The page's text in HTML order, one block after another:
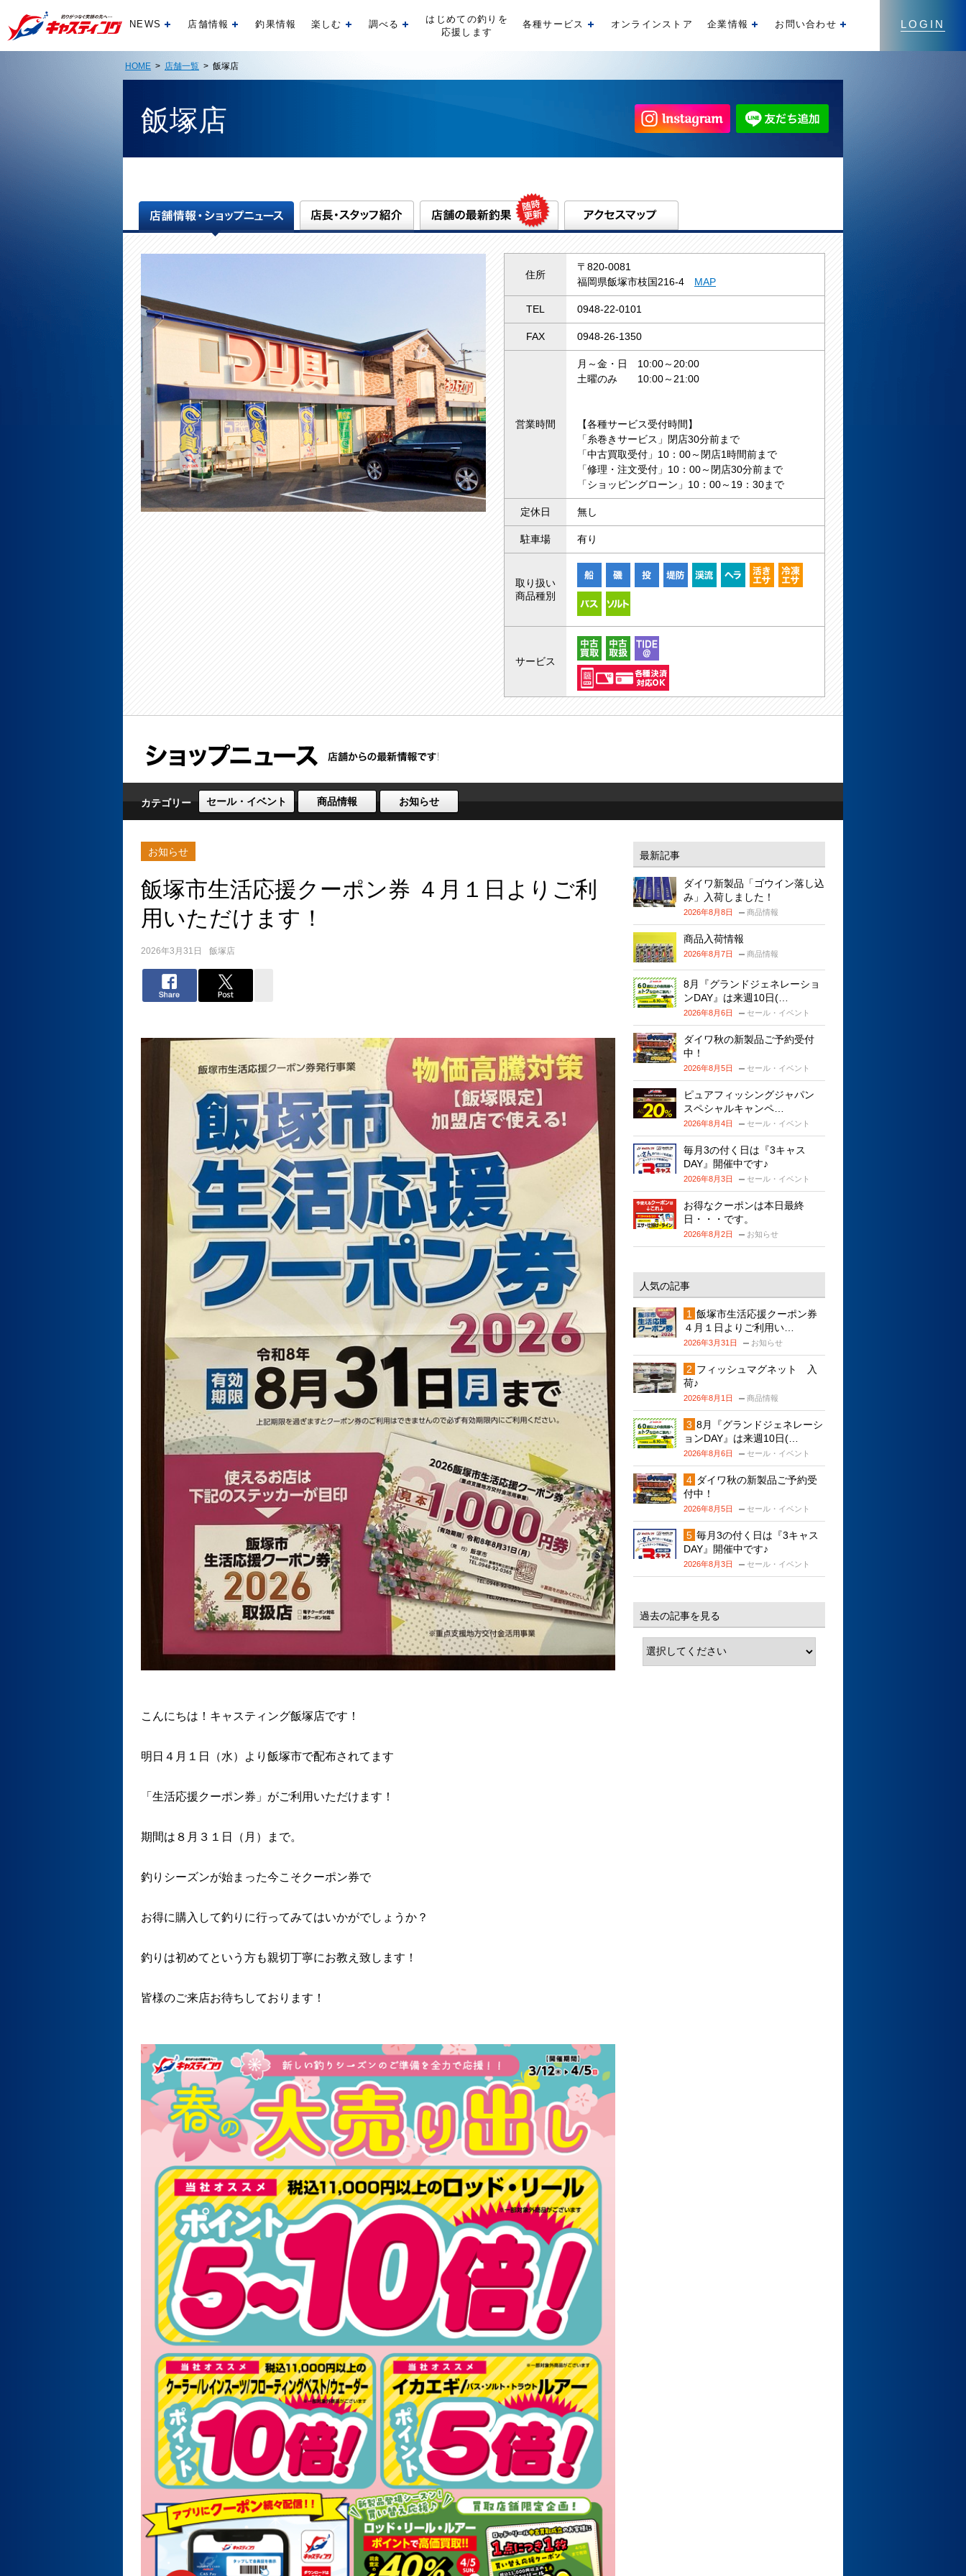
LOGIN
NEWS 開く店舗情報 開く釣果情報 楽しむ 開く調べる 開く
はじめての釣りを
応援します
各種サービス 開くオンラインストア 企業情報 開くお問い合わせ
HOME > 店舗一覧 > 飯塚店
飯塚店
住所
〒820-0081
福岡県飯塚市枝国216-4 MAP
TEL 0948-22-0101
FAX 0948-26-1350
営業時間
月～金・日 10:00～20:00
土曜のみ 10:00～21:00
【各種サービス受付時間】
「糸巻きサービス」閉店30分前まで
「中古買取受付」10：00～閉店1時間前まで
「修理・注文受付」10：00～閉店30分前まで
「ショッピングローン」10：00～19：30まで
定休日 無し
駐車場 有り
取り扱い
商品種別
サービス
カテゴリー セール・イベント 商品情報 お知らせ
お知らせ
飯塚市生活応援クーポン券 ４月１日よりご利
用いただけます！
2026年3月31日 飯塚店
こんにちは！キャスティング飯塚店です！
明日４月１日（水）より飯塚市で配布されてます
「生活応援クーポン券」がご利用いただけます！
期間は８月３１日（月）まで。
釣りシーズンが始まった今こそクーポン券で
お得に購入して釣りに行ってみてはいかがでしょうか？
釣りは初めてという方も親切丁寧にお教え致します！
皆様のご来店お待ちしております！
最新記事
ダイワ新製品「ゴウイン落し込
み」入荷しました！
2026年8月8日 商品情報
商品入荷情報
2026年8月7日 商品情報
8月『グランドジェネレーショ
ンDAY』は来週10日(…
2026年8月6日 セール・イベント
ダイワ秋の新製品ご予約受付
中！
2026年8月5日 セール・イベント
ピュアフィッシングジャパン
スペシャルキャンペ…
2026年8月4日 セール・イベント
毎月3の付く日は『3キャス
DAY』開催中です♪
2026年8月3日 セール・イベント
お得なクーポンは本日最終
日・・・です。
2026年8月2日 お知らせ
人気の記事
飯塚市生活応援クーポン券
４月１日よりご利用い…
2026年3月31日 お知らせ
フィッシュマグネット 入
荷♪
2026年8月1日 商品情報
8月『グランドジェネレーシ
ョンDAY』は来週10日(…
2026年8月6日 セール・イベント
ダイワ秋の新製品ご予約受
付中！
2026年8月5日 セール・イベント
毎月3の付く日は『3キャス
DAY』開催中です♪
2026年8月3日 セール・イベント
過去の記事を見る